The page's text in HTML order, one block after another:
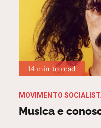
14 min to read
MOVIMENTO
Musica e